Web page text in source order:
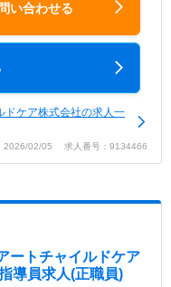
い合わせる
ドケア株式会社の求人一
2026/02/05 求人番号：9134466
ートチャイルドケア
導員求人(正職員)